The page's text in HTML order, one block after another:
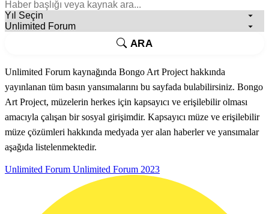
ARA
Unlimited Forum kaynağında Bongo Art Project hakkında
yayınlanan tüm basın yansımalarını bu sayfada bulabilirsiniz. Bongo
Art Project, müzelerin herkes için kapsayıcı ve erişilebilir olması
amacıyla çalışan bir sosyal girişimdir. Kapsayıcı müze ve erişilebilir
müze çözümleri hakkında medyada yer alan haberler ve yansımalar
aşağıda listelenmektedir.
Unlimited Forum Unlimited Forum 2023